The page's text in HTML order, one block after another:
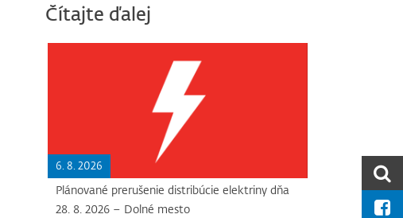
Čítajte ďalej
6. 8. 2026
Plánované prerušenie distribúcie elektriny dňa
28. 8. 2026 – Dolné mesto